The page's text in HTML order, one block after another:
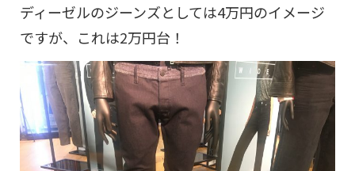
ディーゼルのジーンズとしては4万円のイメージ
ですが、これは2万円台！